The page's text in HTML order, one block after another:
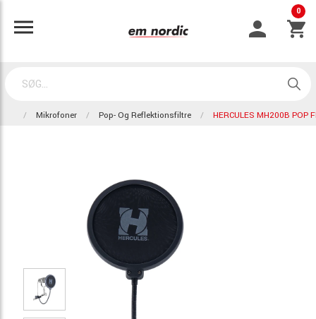
0
Mikrofoner Pop- Og Reflektionsfiltre HERCULES MH200B POP